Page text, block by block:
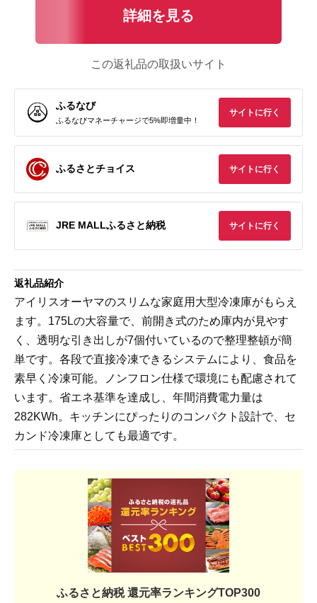
詳細を見る
この返礼品の取扱いサイト
ふるなび
ふるなびマネーチャージで5%即増量中！
サイトに行く
ふるさとチョイス サイトに行く
JRE MALLふるさと納税 サイトに行く
返礼品紹介
アイリスオーヤマのスリムな家庭用大型冷凍庫がもらえ
ます。175Lの大容量で、前開き式のため庫内が見やす
く、透明な引き出しが7個付いているので整理整頓が簡
単です。各段で直接冷凍できるシステムにより、食品を
素早く冷凍可能。ノンフロン仕様で環境にも配慮されて
います。省エネ基準を達成し、年間消費電力量は
282KWh。キッチンにぴったりのコンパクト設計で、セ
カンド冷凍庫としても最適です。
ふるさと納税 還元率ランキングTOP300